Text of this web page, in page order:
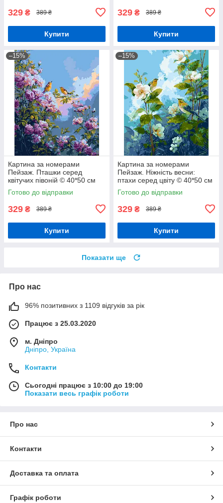
329 ₴ 389 ₴
Купити
329 ₴ 389 ₴
Купити
–15%
Картина за номерами
Пейзаж. Пташки серед
квітучих півоній © 40*50 см
Орігамі LW 2003-01
Готово до відправки
329 ₴ 389 ₴
Купити
–15%
Картина за номерами
Пейзаж. Ніжність весни:
птахи серед цвіту © 40*50 см
Орігамі LW 2007-01
Готово до відправки
329 ₴ 389 ₴
Купити
Показати ще
Про нас
96% позитивних з 1109 відгуків за рік
Працює з 25.03.2020
м. Дніпро
Дніпро, Україна
Контакти
Сьогодні працює з 10:00 до 19:00
Показати весь графік роботи
Про нас
Контакти
Доставка та оплата
Графік роботи